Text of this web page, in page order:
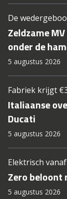
De
Zeldzame
onder de
5 augustus 2026
Fabriek krijgt
Italiaanse
Ducati
5 augustus 2026
Elektrisch
Zero beloont
5 augustus 2026